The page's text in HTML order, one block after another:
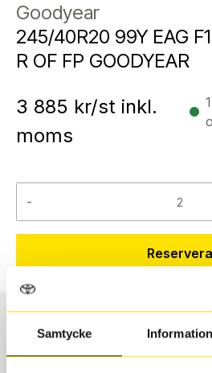
Samtycke Information
Goodyear
245/40R20 99Y EAG
R OF FP GOODYEAR
3 885 kr/st inkl.
moms
-
Reservera
Däcktyp
Sommar 245/